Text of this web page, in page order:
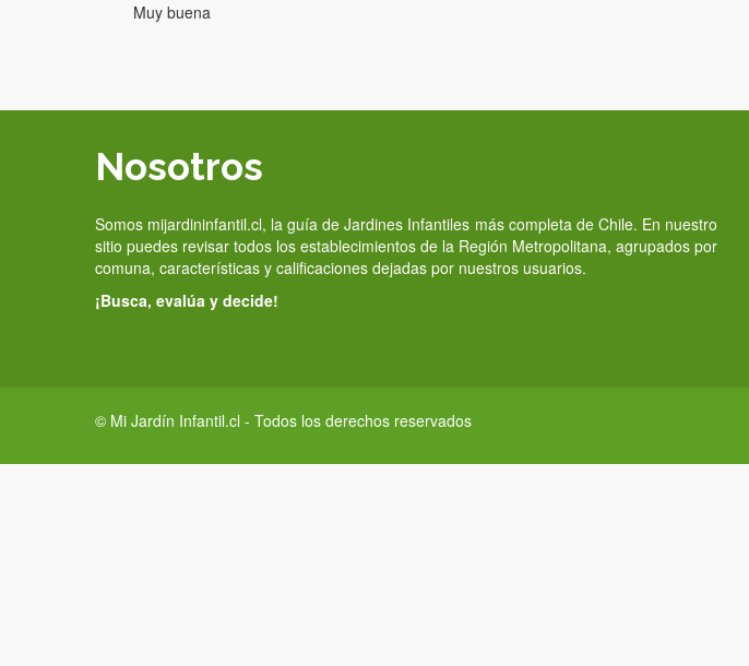
Muy buena
Nosotros
Somos mijardininfantil.cl, la guía de Jardines Infantiles más completa de Chile. En nuestro
sitio puedes revisar todos los establecimientos de la Región Metropolitana, agrupados por
comuna, características y calificaciones dejadas por nuestros usuarios.
¡Busca, evalúa y decide!
© Mi Jardín Infantil.cl - Todos los derechos reservados